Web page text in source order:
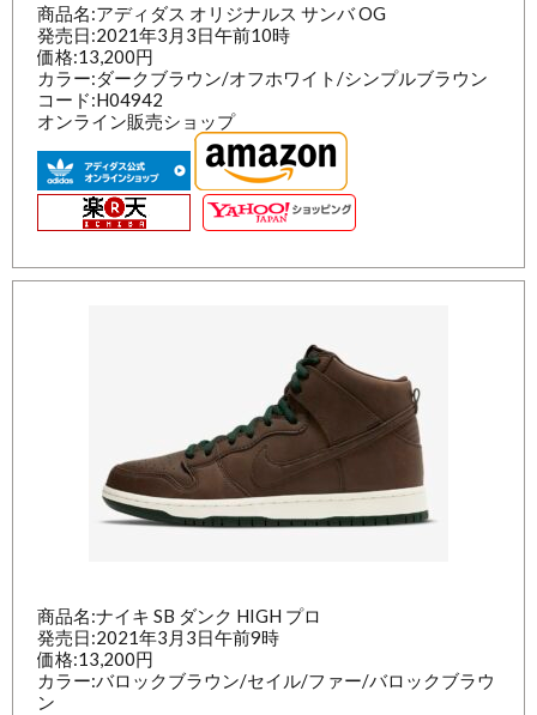
商品名:アディダス オリジナルス サンバ OG
発売日:2021年3月3日午前10時
価格:13,200円
カラー:ダークブラウン/オフホワイト/シンプルブラウン
コード:H04942
オンライン販売ショップ
商品名:ナイキ SB ダンク HIGH プロ
発売日:2021年3月3日午前9時
価格:13,200円
カラー:バロックブラウン/セイル/ファー/バロックブラウ
ン